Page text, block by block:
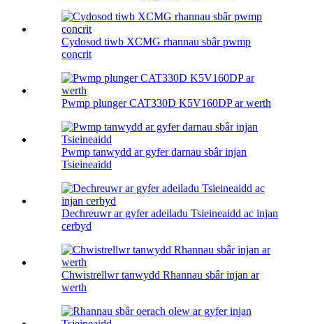
Cydosod tiwb XCMG rhannau sbâr pwmp
concrit
Pwmp plunger CAT330D K5V160DP ar werth
Pwmp tanwydd ar gyfer darnau sbâr injan
Tsieineaidd
Dechreuwr ar gyfer adeiladu Tsieineaidd ac injan
cerbyd
Chwistrellwr tanwydd Rhannau sbâr injan ar
werth